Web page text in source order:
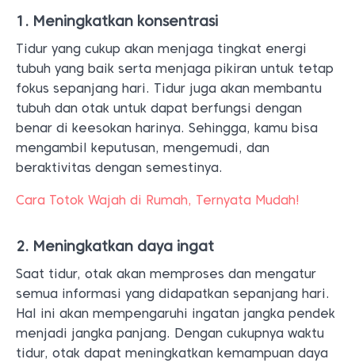
1. Meningkatkan konsentrasi
Tidur yang cukup akan menjaga tingkat energi
tubuh yang baik serta menjaga pikiran untuk tetap
fokus sepanjang hari. Tidur juga akan membantu
tubuh dan otak untuk dapat berfungsi dengan
benar di keesokan harinya. Sehingga, kamu bisa
mengambil keputusan, mengemudi, dan
beraktivitas dengan semestinya.
Cara Totok Wajah di Rumah, Ternyata Mudah!
2. Meningkatkan daya ingat
Saat tidur, otak akan memproses dan mengatur
semua informasi yang didapatkan sepanjang hari.
Hal ini akan mempengaruhi ingatan jangka pendek
menjadi jangka panjang. Dengan cukupnya waktu
tidur, otak dapat meningkatkan kemampuan daya